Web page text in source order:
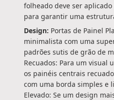
folheado deve ser
para garantir uma
Design: Portas de Painel
minimalista com uma
padrões sutis de grão de
Recuados: Para um visual
os painéis centrais
com uma borda simples e
Elevado: Se um design